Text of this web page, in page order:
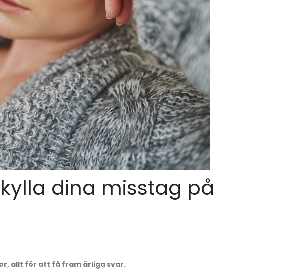
dina misstag på
allt för att få fram ärliga svar.